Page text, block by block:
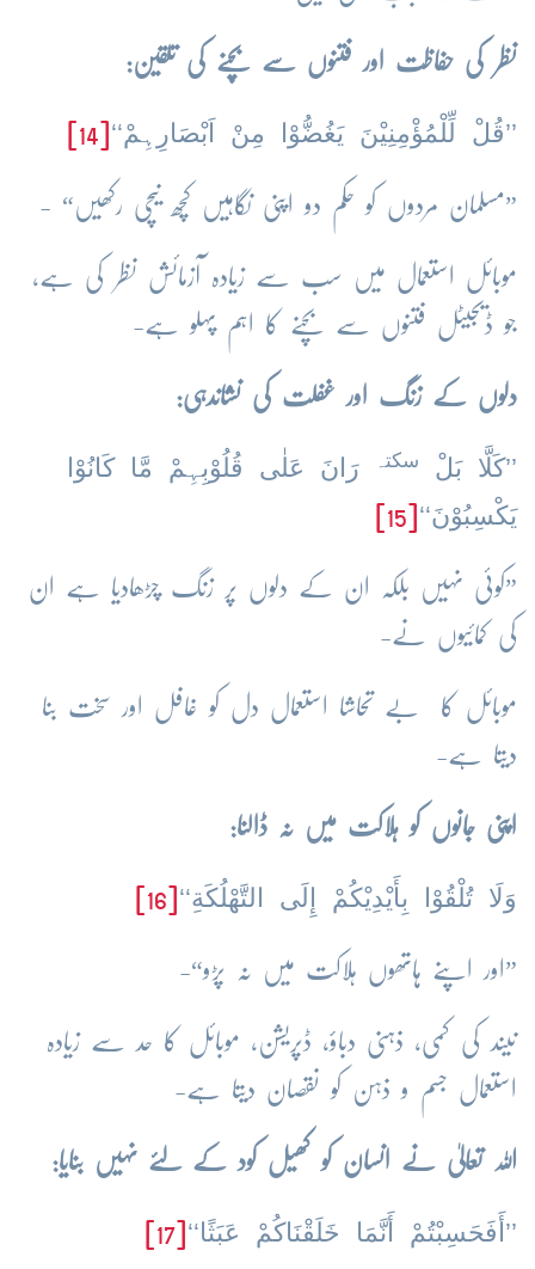
نظر کی حفاظت اور فتنوں سے بچنے کی تلقین:
’’قُلْ لِّلْمُؤْمِنِیْنَ یَغُضُّوْا مِنْ اَبْصَارِہِمْ‘‘
”مسلمان مردوں کو حکم دو اپنی نگاہیں کچھ نیچی رکھیں“ -
موبائل استعمال میں سب سے زیادہ آزمائش نظر کی ہے،
جو ڈیجیٹل فتنوں سے بچنے کا اہم پہلو ہے-
دلوں کے زنگ اور غفلت کی نشاندہی:
’’کَلَّا بَلْ سکتہ رَانَ عَلٰی قُلُوْبِہِمْ مَّا کَانُوْا
یَکْسِبُوْنَ‘‘
”کوئی نہیں بلکہ ان کے دلوں پر زنگ چڑھادیا ہے ان
کی کمائیوں نے-
موبائل کا بے تحاشا استعمال دل کو غافل اور سخت بنا
دیتا ہے-
اپنی جانوں کو ہلاکت میں نہ ڈالنا:
وَلَا تُلْقُوْا بِأَيْدِيْكُمْ إِلَى التَّهْلُكَةِ‘‘
”اور اپنے ہاتھوں ہلاکت میں نہ پڑو“-
نیند کی کمی، ذہنی دباؤ، ڈپریشن، موبائل کا حد سے زیادہ
استعمال جسم و ذہن کو نقصان دیتا ہے-
اللہ تعالیٰ نے انسان کو کھیل کود کے لئے نہیں بنایا:
’’أَفَحَسِبْتُمْ أَنَّمَا خَلَقْنَاكُمْ عَبَثًا‘‘